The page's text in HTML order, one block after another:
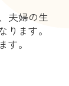
夫婦の生
ます。
。